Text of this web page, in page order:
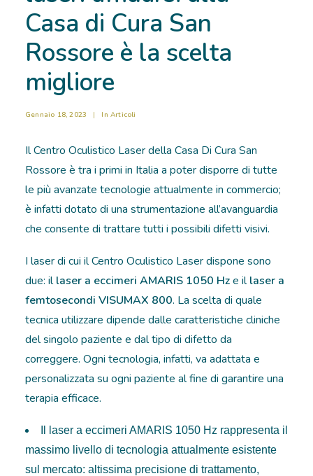
RICOVERI
PATOLOGIE
NEWS
Casa di Cura San
Rossore è la scelta
migliore
Gennaio 18, 2023 | InArticoli
Il Centro Oculistico Laser della Casa Di Cura San
Rossore è tra i primi in Italia a poter disporre di tutte
le più avanzate tecnologie attualmente in commercio;
è infatti dotato di una strumentazione all’avanguardia
che consente di trattare tutti i possibili difetti visivi.
I laser di cui il Centro Oculistico Laser dispone sono
due: illaser a eccimeri AMARIS 1050 Hze illaser a
femtosecondi VISUMAX 800. La scelta di quale
tecnica utilizzare dipende dalle caratteristiche cliniche
del singolo paziente e dal tipo di difetto da
correggere. Ogni tecnologia, infatti, va adattata e
personalizzata su ogni paziente al fine di garantire una
terapia efficace.
Il laser a eccimeri AMARIS 1050 Hz rappresenta il
massimo livello di tecnologia attualmente esistente
sul mercato: altissima precisione di trattamento,